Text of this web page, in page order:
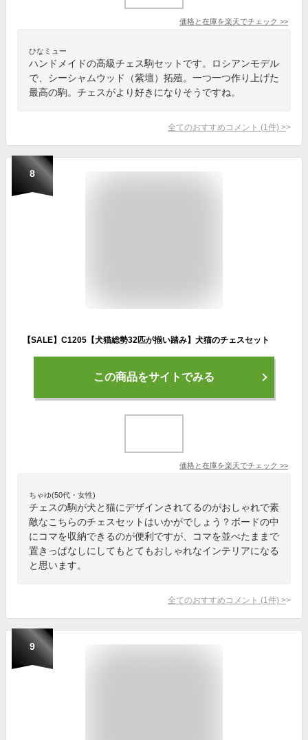
価格と在庫を楽天でチェック >>
ひなミュー
ハンドメイドの高級チェス駒セットです。ロシアンモデル
で、シーシャムウッド（紫壇）拓殖。一つ一つ作り上げた
最高の駒。チェスがより好きになりそうですね。
全てのおすすめコメント (1 件) >
8
【SALE】C1205【犬猫総勢32匹が揃い踏み】犬猫のチェスセット
この商品をサイトでみる
価格と在庫を楽天でチェック >>
ちゃゆ(50代・女性)
チェスの駒が犬と猫にデザインされてるのがおしゃれで素
敵なこちらのチェスセットはいかがでしょう？ボードの中
にコマを収納できるのが便利ですが、コマを並べたままで
置きっぱなしにしてもとてもおしゃれなインテリアになる
と思います。
全てのおすすめコメント (1 件) >
9